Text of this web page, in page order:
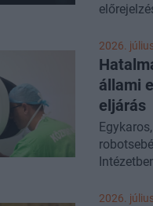
2026.
állami
eljárás
2026.